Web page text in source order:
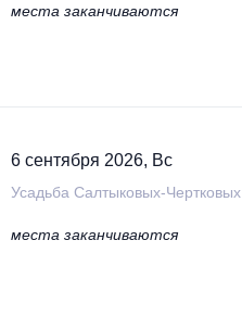
места заканчиваются
6 сентября 2026, Вс
Усадьба Салтыковых-Чертковых
места заканчиваются